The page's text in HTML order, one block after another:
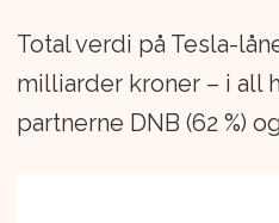
Total verdi på Tesla-
milliarder kroner – i all
partnerne DNB (62 %)